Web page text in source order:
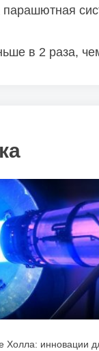
парашютная
в 2 раза,
Холла: инновации